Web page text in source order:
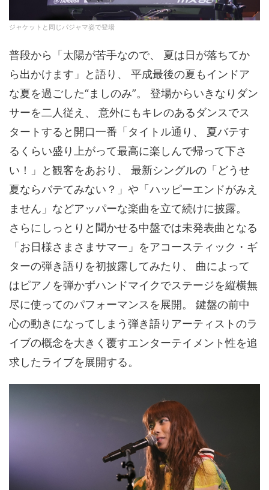
ジャケットと同じパジャマ姿で登場
普段から「太陽が苦手なので、 夏は日が落ちてか
ら出かけます」と語り、 平成最後の夏もインドア
な夏を過ごした“ましのみ”。 登場からいきなりダン
サーを二人従え、 意外にもキレのあるダンスでス
タートすると開口一番「タイトル通り、 夏バテす
るくらい盛り上がって最高に楽しんで帰って下さ
い！」と観客をあおり、 最新シングルの「どうせ
夏ならバテてみない？」や「ハッピーエンドがみえ
ません」などアッパーな楽曲を立て続けに披露。
さらにしっとりと聞かせる中盤では未発表曲となる
「お日様さまさまサマー」をアコースティック・ギ
ターの弾き語りを初披露してみたり、 曲によって
はピアノを弾かずハンドマイクでステージを縦横無
尽に使ってのパフォーマンスを展開。 鍵盤の前中
心の動きになってしまう弾き語りアーティストのラ
イブの概念を大きく覆すエンターテイメント性を追
求したライブを展開する。